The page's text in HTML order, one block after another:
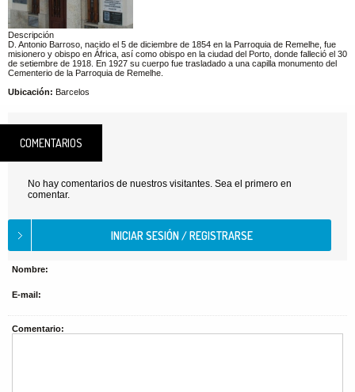
Descripción
D. Antonio Barroso, nacido el 5 de diciembre de 1854 en la Parroquia de Remelhe, fue
misionero y obispo en África, así como obispo en la ciudad del Porto, donde falleció el 30
de setiembre de 1918. En 1927 su cuerpo fue trasladado a una capilla monumento del
Cementerio de la Parroquia de Remelhe.
Ubicación: Barcelos
COMENTARIOS
No hay comentarios de nuestros visitantes. Sea el primero en
comentar.
Nombre:
E-mail:
Comentario: